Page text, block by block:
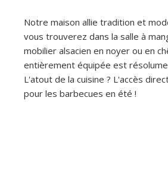
Notre maison allie tradition et
vous trouverez dans la salle à
mobilier alsacien en noyer ou en
entièrement équipée est
L'atout de la cuisine ? L'accès
pour les barbecues en été !